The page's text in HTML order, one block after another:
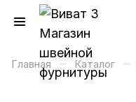
Главная – Каталог –